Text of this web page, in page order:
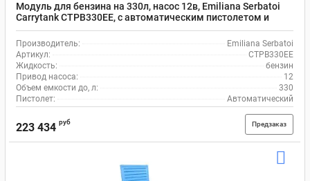
Модуль для бензина на 330л, насос 12в, Emiliana Serbatoi
Carrytank CTPB330EE, с автоматическим пистолетом и
шлангом на 4 м
Производитель:
Emiliana Serbatoi
Артикул:
CTPB330EE
Жидкость:
бензин
Привод насоса:
12
Объем емкости до, л:
330
Пистолет:
Автоматический
223 434 руб Предзаказ